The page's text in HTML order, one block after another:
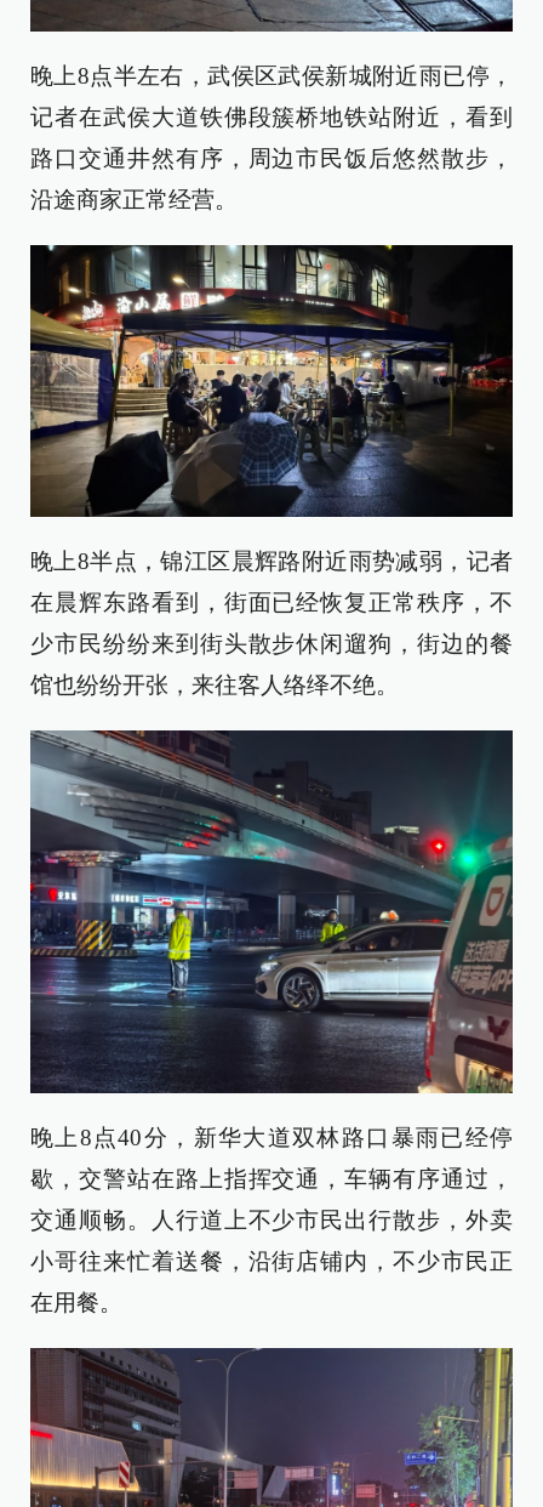
晚上8点半左右，武侯区武侯新城附近雨已停，
记者在武侯大道铁佛段簇桥地铁站附近，看到
路口交通井然有序，周边市民饭后悠然散步，
沿途商家正常经营。
晚上8半点，锦江区晨辉路附近雨势减弱，记者
在晨辉东路看到，街面已经恢复正常秩序，不
少市民纷纷来到街头散步休闲遛狗，街边的餐
馆也纷纷开张，来往客人络绎不绝。
晚上8点40分，新华大道双林路口暴雨已经停
歇，交警站在路上指挥交通，车辆有序通过，
交通顺畅。人行道上不少市民出行散步，外卖
小哥往来忙着送餐，沿街店铺内，不少市民正
在用餐。